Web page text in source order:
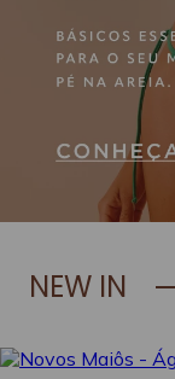
NEW IN